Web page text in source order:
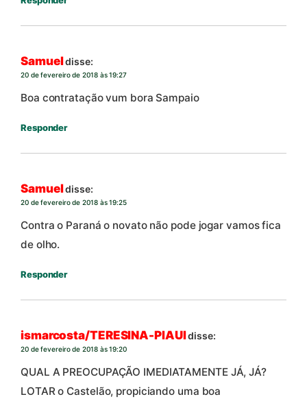
Samueldisse:
20 de fevereiro de 2018 às 19:27
Boa contratação vum bora Sampaio
Responder
Samueldisse:
20 de fevereiro de 2018 às 19:25
Contra o Paraná o novato não pode jogar vamos fica
de olho.
Responder
ismarcosta/TERESINA-PIAUIdisse:
20 de fevereiro de 2018 às 19:20
QUAL A PREOCUPAÇÃO IMEDIATAMENTE JÁ, JÁ?
LOTAR o Castelão, propiciando uma boa